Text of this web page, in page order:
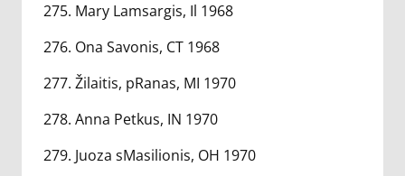
275. Mary Lamsargis, Il 1968
276. Ona Savonis, CT 1968
277. Žilaitis, pRanas, MI 1970
278. Anna Petkus, IN 1970
279. Juoza sMasilionis, OH 1970